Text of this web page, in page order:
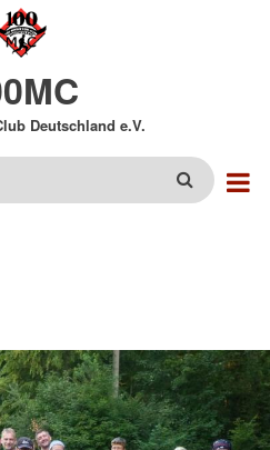
Deutschland e.V.